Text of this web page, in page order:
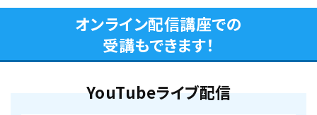
オンライン配信講座での
受講もできます！
YouTubeライブ配信